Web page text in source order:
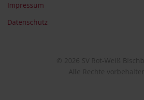
Impressum
Datenschutz
© 2026 SV Rot-Weiß
Alle Rechte